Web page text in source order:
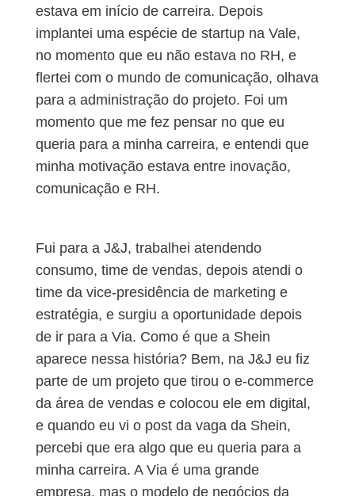
estava em início de carreira. Depois
implantei uma espécie de startup na Vale,
no momento que eu não estava no RH, e
flertei com o mundo de comunicação, olhava
para a administração do projeto. Foi um
momento que me fez pensar no que eu
queria para a minha carreira, e entendi que
minha motivação estava entre inovação,
comunicação e RH.
Fui para a J&J, trabalhei atendendo
consumo, time de vendas, depois atendi o
time da vice-presidência de marketing e
estratégia, e surgiu a oportunidade depois
de ir para a Via. Como é que a Shein
aparece nessa história? Bem, na J&J eu fiz
parte de um projeto que tirou o e-commerce
da área de vendas e colocou ele em digital,
e quando eu vi o post da vaga da Shein,
percebi que era algo que eu queria para a
minha carreira. A Via é uma grande
empresa, mas o modelo de negócios da